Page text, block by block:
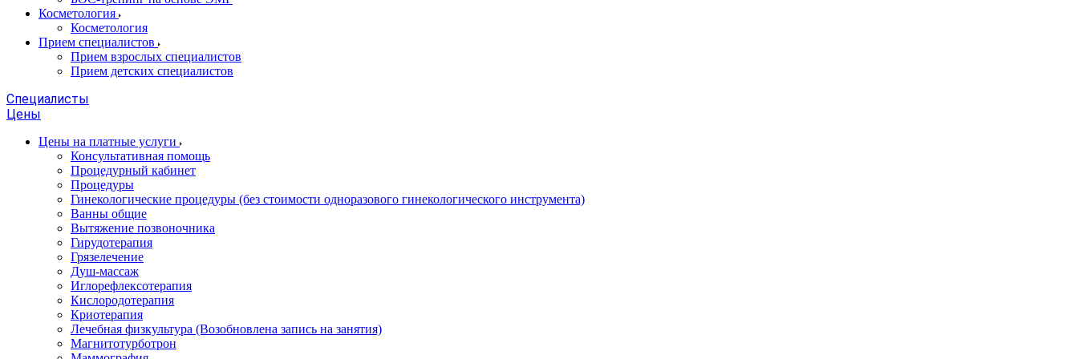
Косметология
Косметология
Прием специалистов
Прием взрослых специалистов
Прием детских специалистов
Специалисты
Цены
Цены на платные услуги
Консультативная помощь
Процедурный кабинет
Процедуры
Гинекологические процедуры (без стоимости одноразового гинекологического инструмента)
Ванны общие
Вытяжение позвоночника
Гирудотерапия
Грязелечение
Душ-массаж
Иглорефлексотерапия
Кислородотерапия
Криотерапия
Лечебная физкультура (Возобновлена запись на занятия)
Магнитотурботрон